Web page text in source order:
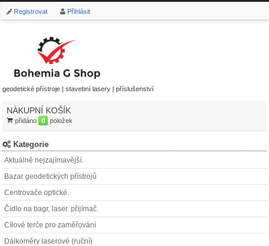
Registrovat Přihlásit
geodetické přístroje | stavební lasery | příslušenství
NÁKUPNÍ KOŠÍK
přidáno 0 položek
Kategorie
Aktuálně nejzajímavější.
Bazar geodetických přístrojů
Centrovače optické.
Čidlo na bagr, laser. přijímač.
Cílové terče pro zaměřování
Dálkoměry laserové (ruční)